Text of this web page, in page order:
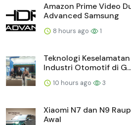
Amazon Prime Video
Advanced Samsung
8 hours ago 1
Teknologi
Industri Otomotif di G...
10 hours ago 3
Xiaomi N7 dan N9
Awal